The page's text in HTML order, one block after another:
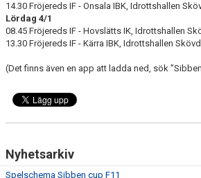
TABELL & RESULTAT
14.30 Fröjereds IF - Onsala IBK, Idrottshallen
Lördag 4/1
08.45 Fröjereds IF - Hovslätts IK, Idrottshallen
13.30 Fröjereds IF - Kärra IBK, Idrottshallen
(Det finns även en app att ladda ned, sök
Nyhetsarkiv
Spelschema Sibben cup F11